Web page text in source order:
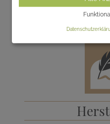
Wir entwerfen und
einzigartige